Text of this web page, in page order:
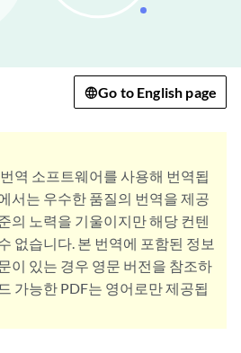
Go to English page
역 소프트웨어를 사용해 번역됩
서는 우수한 품질의 번역을 제공
의 노력을 기울이지만 해당 컨텐
없습니다. 본 번역에 포함된 정보
이 있는 경우 영문 버전을 참조하
가능한 PDF는 영어로만 제공됩